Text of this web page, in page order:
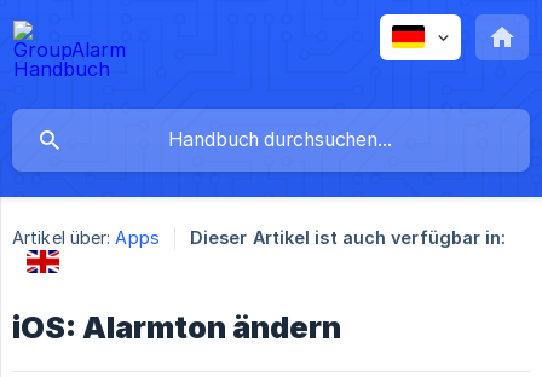
Artikel über: Apps Dieser Artikel ist auch verfügbar in:
iOS: Alarmton ändern